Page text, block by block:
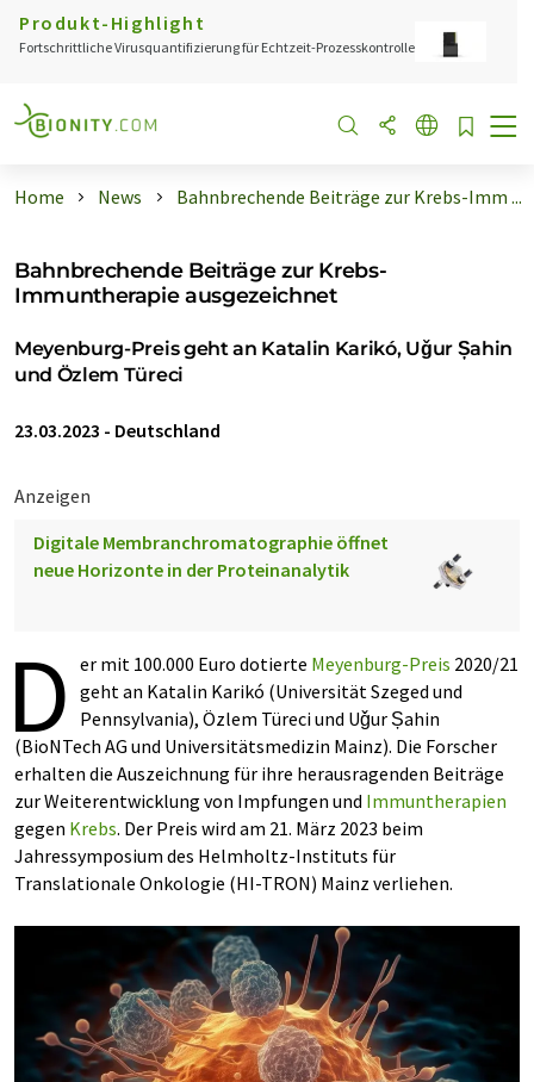
Produkt-Highlight
Fortschrittliche Virusquantifizierung für Echtzeit-Prozesskontrolle
Home News Bahnbrechende Beiträge zur Krebs-Imm ...
Bahnbrechende Beiträge zur Krebs-
Immuntherapie ausgezeichnet
Meyenburg-Preis geht an Katalin Karikó, Uǧur Șahin
und Özlem Türeci
23.03.2023 - Deutschland
Anzeigen
Digitale Membranchromatographie öffnet
neue Horizonte in der Proteinanalytik
D er mit 100.000 Euro dotierte Meyenburg-Preis 2020/21
geht an Katalin Karikó (Universität Szeged und
Pennsylvania), Özlem Türeci und Uǧur Șahin
(BioNTech AG und Universitätsmedizin Mainz). Die Forscher
erhalten die Auszeichnung für ihre herausragenden Beiträge
zur Weiterentwicklung von Impfungen und Immuntherapien
gegen Krebs. Der Preis wird am 21. März 2023 beim
Jahressymposium des Helmholtz-Instituts für
Translationale Onkologie (HI-TRON) Mainz verliehen.